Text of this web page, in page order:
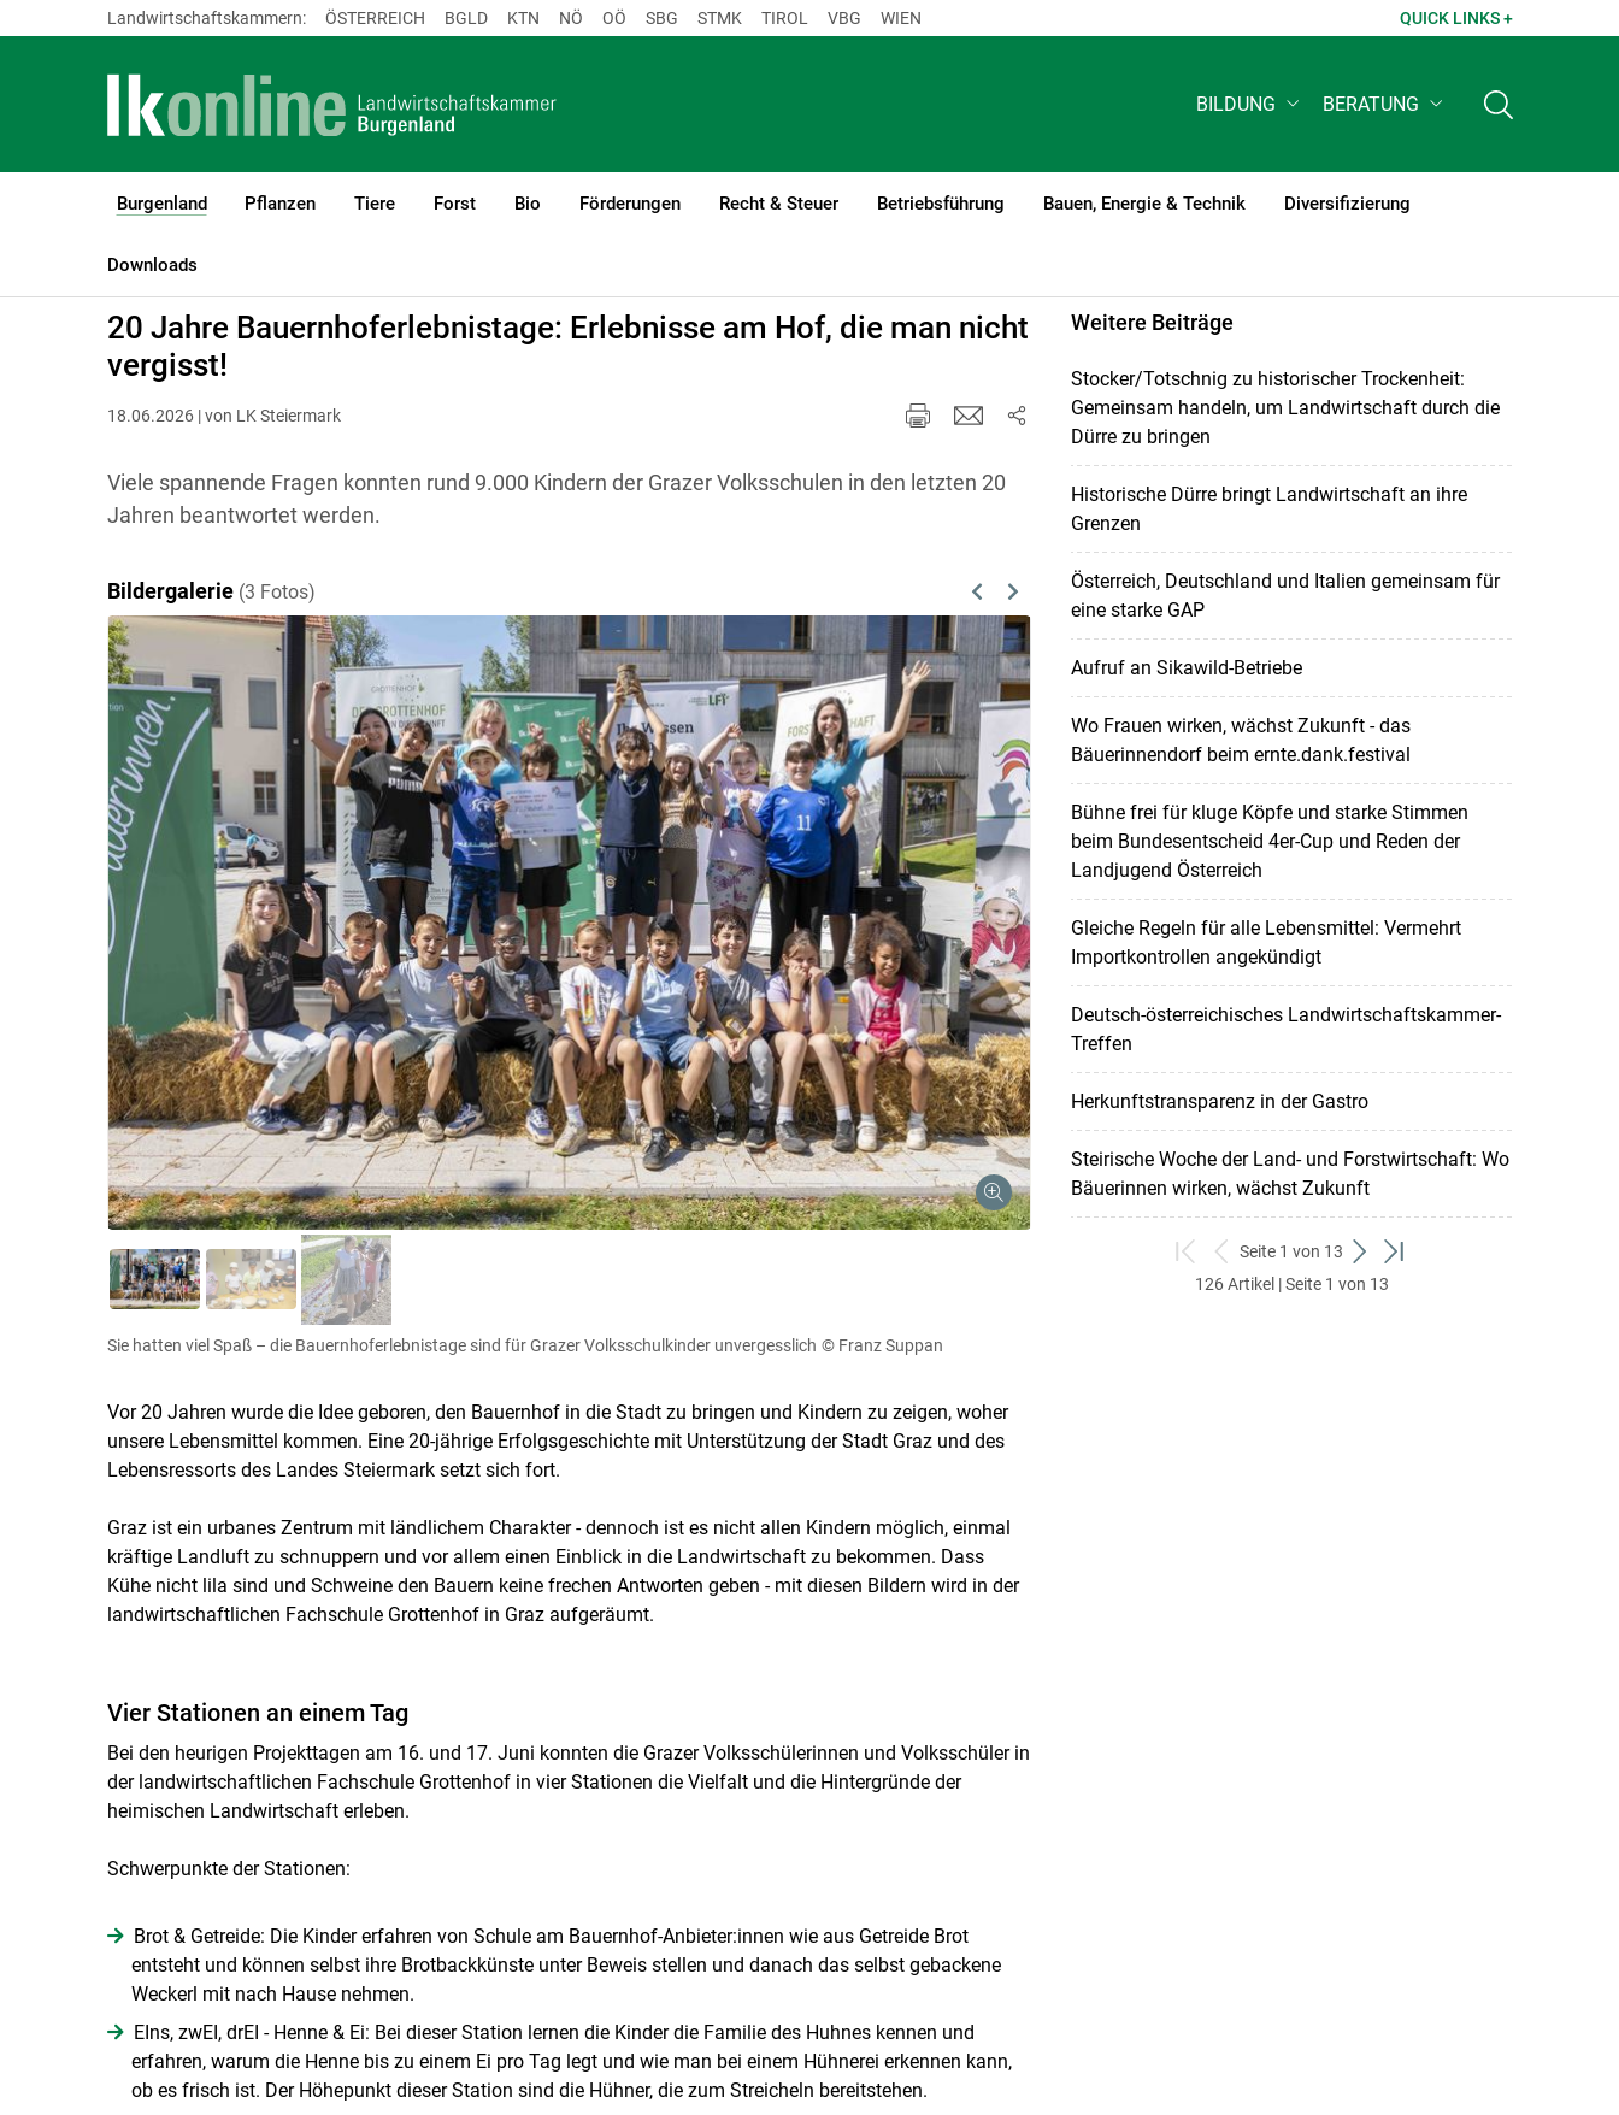
Landwirtschaftskammern: ÖSTERREICH BGLD KTN NÖ OÖ SBG STMK TIROL VBG WIEN QUICK LINKS +
BILDUNG BERATUNG
Burgenland
(current)1
Pflanzen Tiere Forst Bio Förderungen Recht & Steuer Betriebsführung Bauen, Energie & Technik Diversifizierung
Downloads
LK Burgenland
20 Jahre Bauernhoferlebnistage: Erlebnisse am Hof, die man nicht
vergisst!
18.06.2026 | von LK Steiermark
Viele spannende Fragen konnten rund 9.000 Kindern der Grazer Volksschulen in den letzten 20
Jahren beantwortet werden.
Bildergalerie (3 Fotos) Previous
Next
Sie hatten viel Spaß – die Bauernhoferlebnistage sind für Grazer Volksschulkinder unvergesslich © Franz Suppan
Vor 20 Jahren wurde die Idee geboren, den Bauernhof in die Stadt zu bringen und Kindern zu zeigen, woher
unsere Lebensmittel kommen. Eine 20-jährige Erfolgsgeschichte mit Unterstützung der Stadt Graz und des
Lebensressorts des Landes Steiermark setzt sich fort.
Graz ist ein urbanes Zentrum mit ländlichem Charakter - dennoch ist es nicht allen Kindern möglich, einmal
kräftige Landluft zu schnuppern und vor allem einen Einblick in die Landwirtschaft zu bekommen. Dass
Kühe nicht lila sind und Schweine den Bauern keine frechen Antworten geben - mit diesen Bildern wird in der
landwirtschaftlichen Fachschule Grottenhof in Graz aufgeräumt.
Vier Stationen an einem Tag
Bei den heurigen Projekttagen am 16. und 17. Juni konnten die Grazer Volksschülerinnen und Volksschüler in
der landwirtschaftlichen Fachschule Grottenhof in vier Stationen die Vielfalt und die Hintergründe der
heimischen Landwirtschaft erleben.
Schwerpunkte der Stationen:
Brot & Getreide: Die Kinder erfahren von Schule am Bauernhof-Anbieter:innen wie aus Getreide Brot
entsteht und können selbst ihre Brotbackkünste unter Beweis stellen und danach das selbst gebackene
Weckerl mit nach Hause nehmen.
EIns, zwEI, drEI - Henne & Ei: Bei dieser Station lernen die Kinder die Familie des Huhnes kennen und
erfahren, warum die Henne bis zu einem Ei pro Tag legt und wie man bei einem Hühnerei erkennen kann,
ob es frisch ist. Der Höhepunkt dieser Station sind die Hühner, die zum Streicheln bereitstehen.
Weitere Beiträge
Stocker/Totschnig zu historischer Trockenheit:
Gemeinsam handeln, um Landwirtschaft durch die
Dürre zu bringen
Historische Dürre bringt Landwirtschaft an ihre
Grenzen
Österreich, Deutschland und Italien gemeinsam für
eine starke GAP
Aufruf an Sikawild-Betriebe
Wo Frauen wirken, wächst Zukunft - das
Bäuerinnendorf beim ernte.dank.festival
Bühne frei für kluge Köpfe und starke Stimmen
beim Bundesentscheid 4er-Cup und Reden der
Landjugend Österreich
Gleiche Regeln für alle Lebensmittel: Vermehrt
Importkontrollen angekündigt
Deutsch-österreichisches Landwirtschaftskammer-
Treffen
Herkunftstransparenz in der Gastro
Steirische Woche der Land- und Forstwirtschaft: Wo
Bäuerinnen wirken, wächst Zukunft
zum
ersten
zurück
zum
Seite 1 von 13
weiter
zum
zum
126 Artikel | Seite 1 von 13